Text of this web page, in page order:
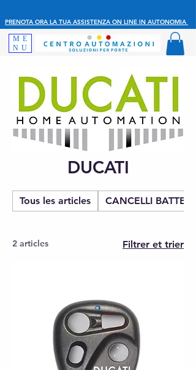
PRENOTA ORA LA TUA ASSISTENZA ON LINE IN AUTONOMIA
ME
NU
DUCATI
Tous les articles CANCELLI
2 articles Filtrer et trier